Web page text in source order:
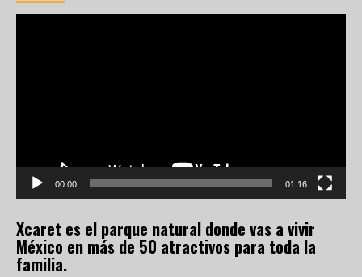
00:00 01:16
Xcaret es el parque natural donde vas a vivir
México en más de 50 atractivos para toda la
familia.